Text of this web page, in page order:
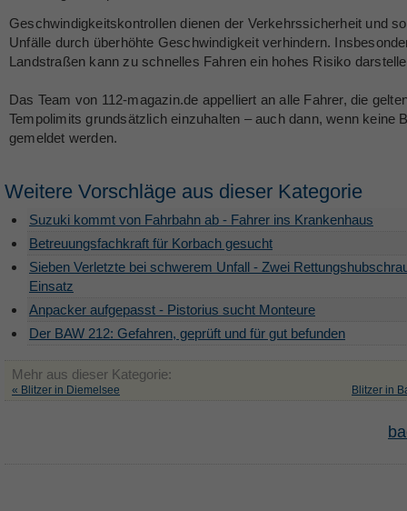
Geschwindigkeitskontrollen dienen der Verkehrssicherheit und
Unfälle durch überhöhte Geschwindigkeit verhindern.
Landstraßen kann zu schnelles Fahren ein hohes Risiko
Das Team von 112-magazin.de appelliert an alle Fahrer, die
Tempolimits grundsätzlich einzuhalten – auch dann, wenn keine
gemeldet werden.
Weitere Vorschläge aus dieser Kategorie
Suzuki kommt von Fahrbahn ab - Fahrer ins Krankenhaus
Betreuungsfachkraft für Korbach gesucht
Sieben Verletzte bei schwerem Unfall - Zwei
Einsatz
Anpacker aufgepasst - Pistorius sucht Monteure
Der BAW 212: Gefahren, geprüft und für gut befunden
Mehr aus dieser Kategorie:
« Blitzer in Diemelsee Blitzer in